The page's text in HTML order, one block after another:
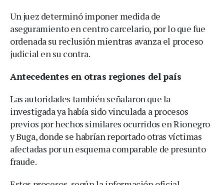
Un juez determinó imponer medida de
aseguramiento en centro carcelario, por lo que fue
ordenada su reclusión mientras avanza el proceso
judicial en su contra.
Antecedentes en otras regiones del país
Las autoridades también señalaron que la
investigada ya había sido vinculada a procesos
previos por hechos similares ocurridos en Rionegro
y Buga, donde se habrían reportado otras víctimas
afectadas por un esquema comparable de presunto
fraude.